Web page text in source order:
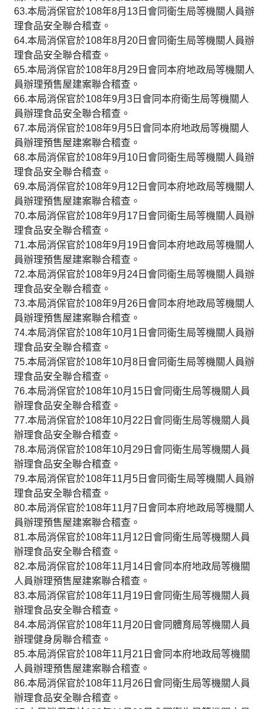
63.本局消保官於108年8月13日會同衛生局等機關人員辦
理食品安全聯合稽查。
64.本局消保官於108年8月20日會同衛生局等機關人員辦
理食品安全聯合稽查。
65.本局消保官於108年8月29日會同本府地政局等機關人
員辦理預售屋建案聯合稽查。
66.本局消保官於108年9月3日會同本府衛生局等機關人
員辦理食品安全聯合稽查。
67.本局消保官於108年9月5日會同本府地政局等機關人
員辦理預售屋建案聯合稽查。
68.本局消保官於108年9月10日會同衛生局等機關人員辦
理食品安全聯合稽查。
69.本局消保官於108年9月12日會同本府地政局等機關人
員辦理預售屋建案聯合稽查。
70.本局消保官於108年9月17日會同衛生局等機關人員辦
理食品安全聯合稽查。
71.本局消保官於108年9月19日會同本府地政局等機關人
員辦理預售屋建案聯合稽查。
72.本局消保官於108年9月24日會同衛生局等機關人員辦
理食品安全聯合稽查。
73.本局消保官於108年9月26日會同本府地政局等機關人
員辦理預售屋建案聯合稽查。
74.本局消保官於108年10月1日會同衛生局等機關人員辦
理食品安全聯合稽查。
75.本局消保官於108年10月8日會同衛生局等機關人員辦
理食品安全聯合稽查。
76.本局消保官於108年10月15日會同衛生局等機關人員
辦理食品安全聯合稽查。
77.本局消保官於108年10月22日會同衛生局等機關人員
辦理食品安全聯合稽查。
78.本局消保官於108年10月29日會同衛生局等機關人員
辦理食品安全聯合稽查。
79.本局消保官於108年11月5日會同衛生局等機關人員辦
理食品安全聯合稽查。
80.本局消保官於108年11月7日會同本府地政局等機關人
員辦理預售屋建案聯合稽查。
81.本局消保官於108年11月12日會同衛生局等機關人員
辦理食品安全聯合稽查。
82.本局消保官於108年11月14日會同本府地政局等機關
人員辦理預售屋建案聯合稽查。
83.本局消保官於108年11月19日會同衛生局等機關人員
辦理食品安全聯合稽查。
84.本局消保官於108年11月20日會同體育局等機關人員
辦理健身房聯合稽查。
85.本局消保官於108年11月21日會同本府地政局等機關
人員辦理預售屋建案聯合稽查。
86.本局消保官於108年11月26日會同衛生局等機關人員
辦理食品安全聯合稽查。